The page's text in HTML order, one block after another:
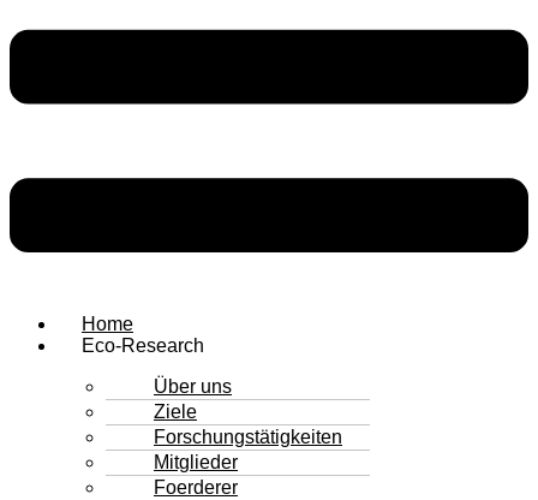
Home
Eco-Research
Über uns
Ziele
Forschungstätigkeiten
Mitglieder
Foerderer